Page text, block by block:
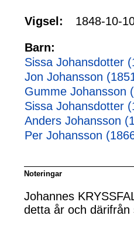
Vigsel: 1848-10-
Barn:
Sissa Johansdotter
Jon Johansson
Gumme Johansson
Sissa Johansdotter
Anders Johansson
Per Johansson
Noteringar
Johannes
detta år och därifrån